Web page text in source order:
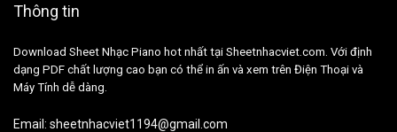
Thông tin
Download Sheet Nhạc Piano hot nhất tại Sheetnhacviet.com. Với định
dạng PDF chất lượng cao bạn có thể in ấn và xem trên Điện Thoại và
Máy Tính dễ dàng.
Email: sheetnhacviet1194@gmail.com